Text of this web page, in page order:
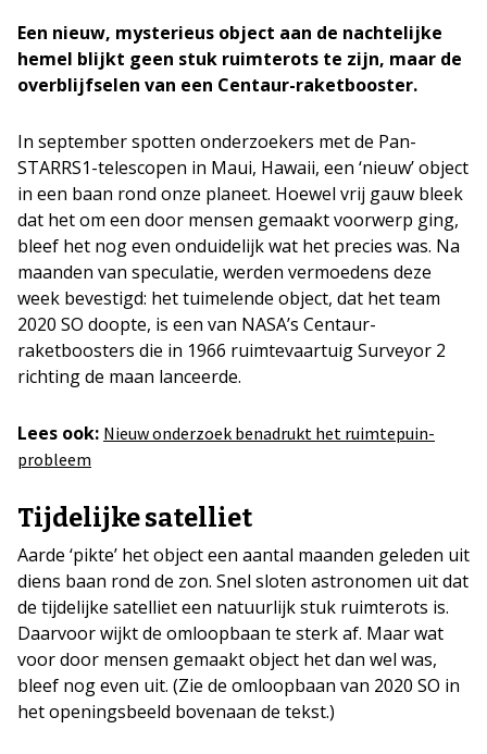
Een nieuw, mysterieus object aan de nachtelijke
hemel blijkt geen stuk ruimterots te zijn, maar de
overblijfselen van een Centaur-raketbooster.
In september spotten onderzoekers met de Pan-
STARRS1-telescopen in Maui, Hawaii, een ‘nieuw’ object
in een baan rond onze planeet. Hoewel vrij gauw bleek
dat het om een door mensen gemaakt voorwerp ging,
bleef het nog even onduidelijk wat het precies was. Na
maanden van speculatie, werden vermoedens deze
week bevestigd: het tuimelende object, dat het team
2020 SO doopte, is een van NASA’s Centaur-
raketboosters die in 1966 ruimtevaartuig Surveyor 2
richting de maan lanceerde.
Lees ook: Nieuw onderzoek benadrukt het ruimtepuin-
probleem
Tijdelijke satelliet
Aarde ‘pikte’ het object een aantal maanden geleden uit
diens baan rond de zon. Snel sloten astronomen uit dat
de tijdelijke satelliet een natuurlijk stuk ruimterots is.
Daarvoor wijkt de omloopbaan te sterk af. Maar wat
voor door mensen gemaakt object het dan wel was,
bleef nog even uit. (Zie de omloopbaan van 2020 SO in
het openingsbeeld bovenaan de tekst.)